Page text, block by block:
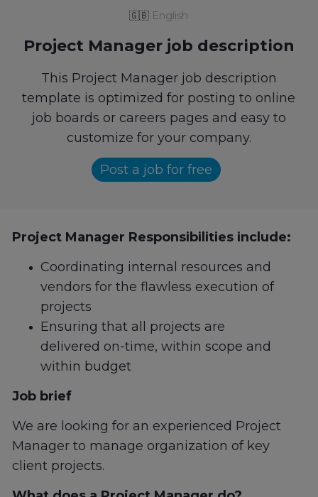
🇬🇧 English
Project Manager job description
This Project Manager job description
template is optimized for posting to online
job boards or careers pages and easy to
customize for your company.
Post a job for free
Project Manager Responsibilities include:
Coordinating internal resources and
vendors for the flawless execution of
projects
Ensuring that all projects are
delivered on-time, within scope and
within budget
Job brief
We are looking for an experienced Project
Manager to manage organization of key
client projects.